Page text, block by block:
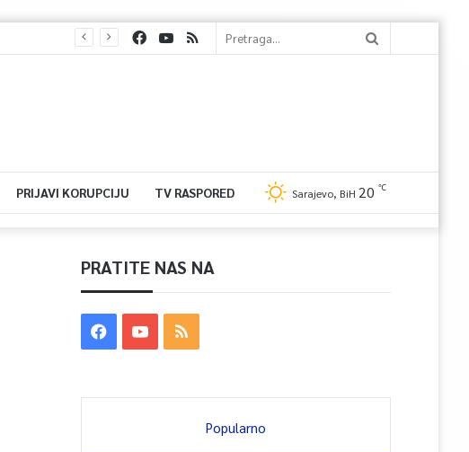
PRIJAVI KORUPCIJU TV RASPORED Sarajevo, BiH 20 ℃
PRATITE NAS NA
Popularno